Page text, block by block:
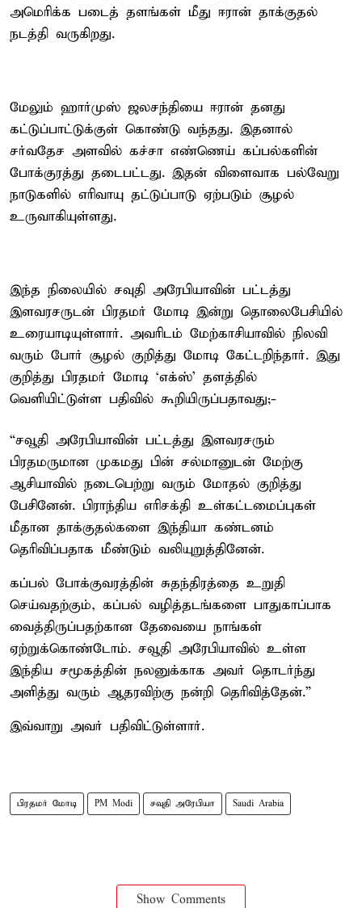
அமெரிக்க படைத் தளங்கள் மீது ஈரான் தாக்குதல்
நடத்தி வருகிறது.
மேலும் ஹார்முஸ் ஜலசந்தியை ஈரான் தனது
கட்டுப்பாட்டுக்குள் கொண்டு வந்தது. இதனால்
சர்வதேச அளவில் கச்சா எண்ணெய் கப்பல்களின்
போக்குரத்து தடைபட்டது. இதன் விளைவாக பல்வேறு
நாடுகளில் எரிவாயு தட்டுப்பாடு ஏற்படும் சூழல்
உருவாகியுள்ளது.
இந்த நிலையில் சவுதி அரேபியாவின் பட்டத்து
இளவரசருடன் பிரதமர் மோடி இன்று தொலைபேசியில்
உரையாடியுள்ளார். அவரிடம் மேற்காசியாவில் நிலவி
வரும் போர் சூழல் குறித்து மோடி கேட்டறிந்தார். இது
குறித்து பிரதமர் மோடி ‘எக்ஸ்’ தளத்தில்
வெளியிட்டுள்ள பதிவில் கூறியிருப்பதாவது;-
“சவூதி அரேபியாவின் பட்டத்து இளவரசரும்
பிரதமருமான முகமது பின் சல்மானுடன் மேற்கு
ஆசியாவில் நடைபெற்று வரும் மோதல் குறித்து
பேசினேன். பிராந்திய எரிசக்தி உள்கட்டமைப்புகள்
மீதான தாக்குதல்களை இந்தியா கண்டனம்
தெரிவிப்பதாக மீண்டும் வலியுறுத்தினேன்.
கப்பல் போக்குவரத்தின் சுதந்திரத்தை உறுதி
செய்வதற்கும், கப்பல் வழித்தடங்களை பாதுகாப்பாக
வைத்திருப்பதற்கான தேவையை நாங்கள்
ஏற்றுக்கொண்டோம். சவூதி அரேபியாவில் உள்ள
இந்திய சமூகத்தின் நலனுக்காக அவர் தொடர்ந்து
அளித்து வரும் ஆதரவிற்கு நன்றி தெரிவித்தேன்.”
இவ்வாறு அவர் பதிவிட்டுள்ளார்.
பிரதமர் மோடி PM Modi சவுதி அரேபியா Saudi Arabia
Show Comments